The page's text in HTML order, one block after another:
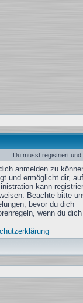
Du musst registriert
anmelden zu
und ermöglicht dir, auf
kann
Beachte bitte
bevor du dich
wenn du